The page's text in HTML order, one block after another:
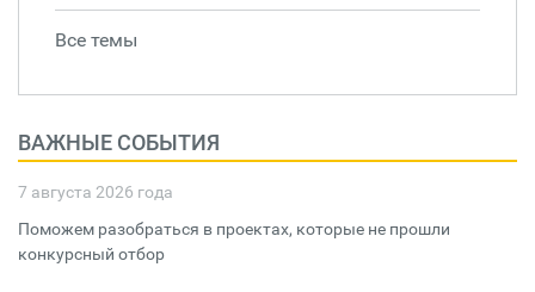
Все темы
ВАЖНЫЕ СОБЫТИЯ
7 августа 2026 года
Поможем разобраться в проектах, которые не прошли
конкурсный отбор